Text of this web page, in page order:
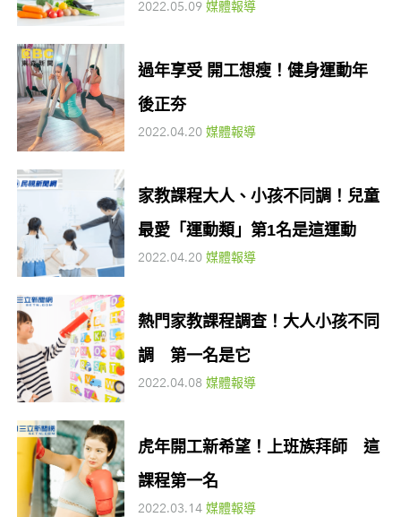
2022.05.09 媒體報導
過年享受 開工想瘦！健身運動年
後正夯
2022.04.20 媒體報導
家教課程大人、小孩不同調！兒童
最愛「運動類」第1名是這運動
2022.04.20 媒體報導
熱門家教課程調查！大人小孩不同
調 第一名是它
2022.04.08 媒體報導
虎年開工新希望！上班族拜師 這
課程第一名
2022.03.14 媒體報導